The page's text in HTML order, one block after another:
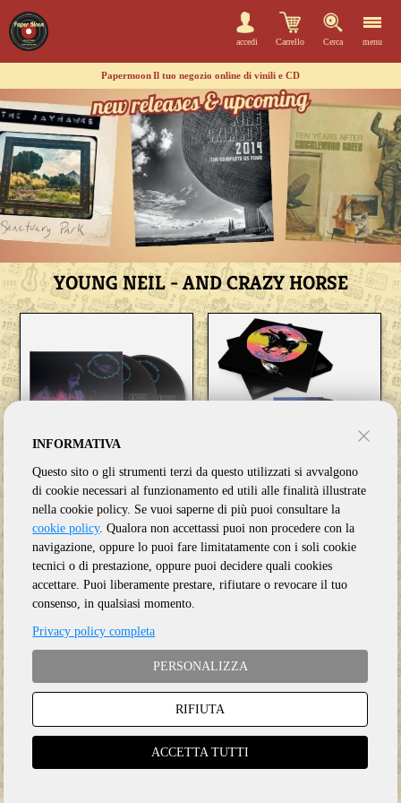
accedi Carrello Cerca menu
PapermoonIl tuo negozio online di vinili e CD
YOUNG NEIL - AND CRAZY HORSE
YOUNG NEIL - AND CRAZY HORSE
WAY DOWN IN THE RUST BUCKET
2 CD
YOUNG NEIL - AND CRAZY HORSE
WAY DOWN IN THE RUST BUCKET
INFORMATIVA
Questo sito o gli strumenti terzi da questo utilizzati si avvalgono
di cookie necessari al funzionamento ed utili alle finalità illustrate
nella cookie policy. Se vuoi saperne di più puoi consultare la
cookie policy. Qualora non accettassi puoi non procedere con la
navigazione, oppure lo puoi fare limitatamente con i soli cookie
tecnici o di prestazione, oppure puoi decidere quali cookies
accettare. Puoi liberamente prestare, rifiutare o revocare il tuo
consenso, in qualsiasi momento.
Privacy policy completa
PERSONALIZZA
RIFIUTA
ACCETTA TUTTI